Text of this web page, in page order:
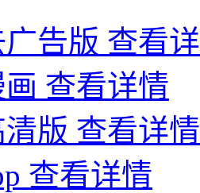
告版 查看
查看详情
版 查看详情
查看详情